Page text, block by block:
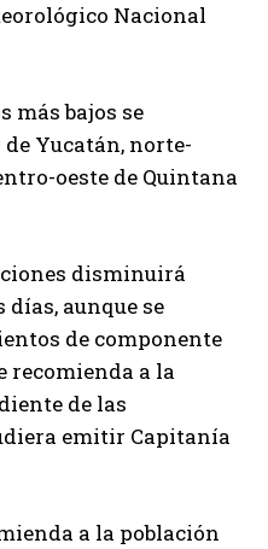
Nacional
más bajos se
Yucatán, norte-
oeste de Quintana
disminuirá
aunque se
de componente
recomienda a la
de las
emitir Capitanía
a la población